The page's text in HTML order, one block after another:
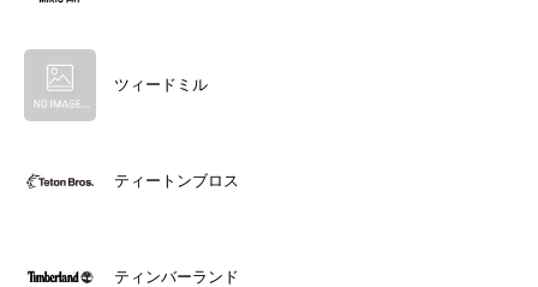
ツィードミル
ティートンブロス
ティンバーランド